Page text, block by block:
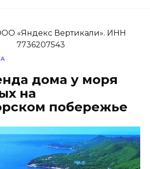
«Яндекс Вертикали». ИНН
7736207543
дома у моря
на
побережье